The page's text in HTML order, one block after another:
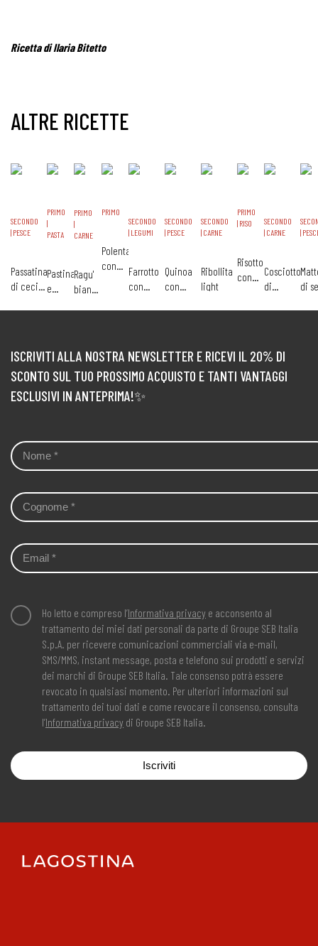
Ricetta di Ilaria Bitetto
ALTRE RICETTE
SECONDO
| PESCE
Passatina
di ceci
PRIMO
|
PASTA
Pastina
e
PRIMO
|
CARNE
Ragu'
bianco
coniglio
PRIMO
Polenta
con
SECONDO
| LEGUMI
Farrotto
con
SECONDO
| PESCE
Quinoa
con
verdurine
SECONDO
| CARNE
Ribollita
light
PRIMO
| RISO
Risotto
con
carote,rape
SECONDO
| CARNE
Cosciotto
di
|
di
ISCRIVITI ALLA NOSTRA NEWSLETTER E RICEVI IL 20% DI
SCONTO SUL TUO PROSSIMO ACQUISTO E TANTI VANTAGGI
ESCLUSIVI IN ANTEPRIMA!✨
Ho letto e compreso l’Informativa privacy e acconsento al
trattamento dei miei dati personali da parte di Groupe SEB Italia
S.p.A. per ricevere comunicazioni commerciali via e-mail,
SMS/MMS, instant message, posta e telefono sui prodotti e servizi
dei marchi di Groupe SEB Italia. Tale consenso potrà essere
revocato in qualsiasi momento. Per ulteriori informazioni sul
trattamento dei tuoi dati e come revocare il consenso, consulta
l’Informativa privacy di Groupe SEB Italia.
Iscriviti